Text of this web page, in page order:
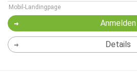
Mobil-Landingpage
Anmelden
Details